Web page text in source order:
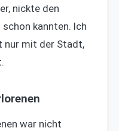
nickte den
kannten. Ich
nur mit der Stadt,
war nicht